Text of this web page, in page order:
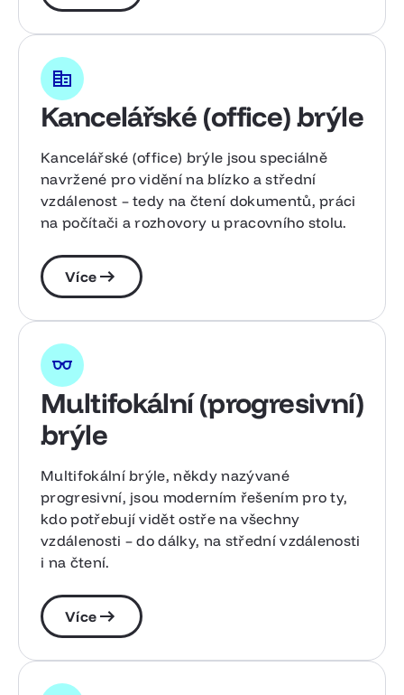
Kancelářské (office) brýle
Kancelářské (office) brýle jsou speciálně
navržené pro vidění na blízko a střední
vzdálenost – tedy na čtení dokumentů, práci
na počítači a rozhovory u pracovního stolu.
Více
Multifokální (progresivní)
brýle
Multifokální brýle, někdy nazývané
progresivní, jsou moderním řešením pro ty,
kdo potřebují vidět ostře na všechny
vzdálenosti – do dálky, na střední vzdálenosti
i na čtení.
Více